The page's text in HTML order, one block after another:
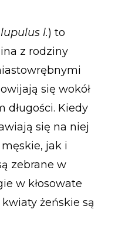
l.) to
z rodziny
się wokół
długości. Kiedy
się na niej
jak i
zebrane w
w kłosowate
żeńskie są